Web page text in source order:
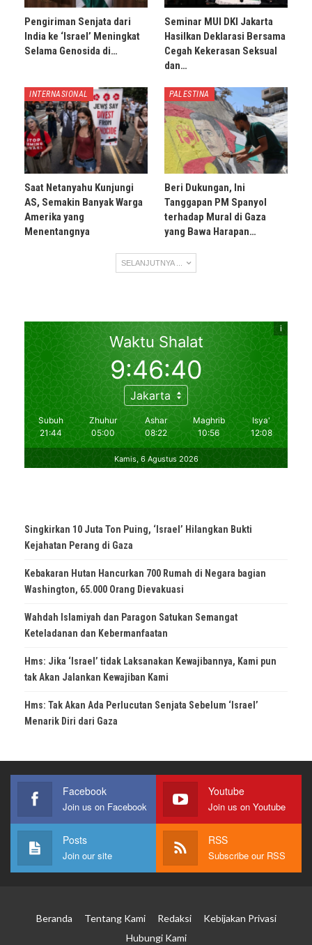
Pengiriman Senjata dari
India ke ‘Israel’ Meningkat
Selama Genosida di…
Seminar MUI DKI Jakarta
Hasilkan Deklarasi Bersama
Cegah Kekerasan Seksual
dan…
INTERNASIONAL
Saat Netanyahu Kunjungi
AS, Semakin Banyak Warga
Amerika yang
Menentangnya
PALESTINA
Beri Dukungan, Ini
Tanggapan PM Spanyol
terhadap Mural di Gaza
yang Bawa Harapan…
SELANJUTNYA ...
Singkirkan 10 Juta Ton Puing, ‘Israel’ Hilangkan Bukti
Kejahatan Perang di Gaza
Kebakaran Hutan Hancurkan 700 Rumah di Negara bagian
Washington, 65.000 Orang Dievakuasi
Wahdah Islamiyah dan Paragon Satukan Semangat
Keteladanan dan Kebermanfaatan
Hms: Jika ‘Israel’ tidak Laksanakan Kewajibannya, Kami pun
tak Akan Jalankan Kewajiban Kami
Hms: Tak Akan Ada Perlucutan Senjata Sebelum ‘Israel’
Menarik Diri dari Gaza
Facebook
Join us on Facebook
Youtube
Join us on Youtube
Posts
Join our site
RSS
Subscribe our RSS
Beranda Tentang Kami Redaksi
Kebijakan Privasi
Hubungi Kami